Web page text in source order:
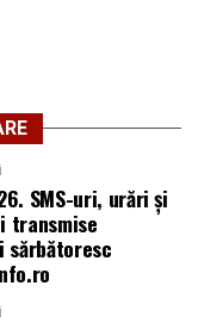
SMS-uri, urări și
sărbătoresc